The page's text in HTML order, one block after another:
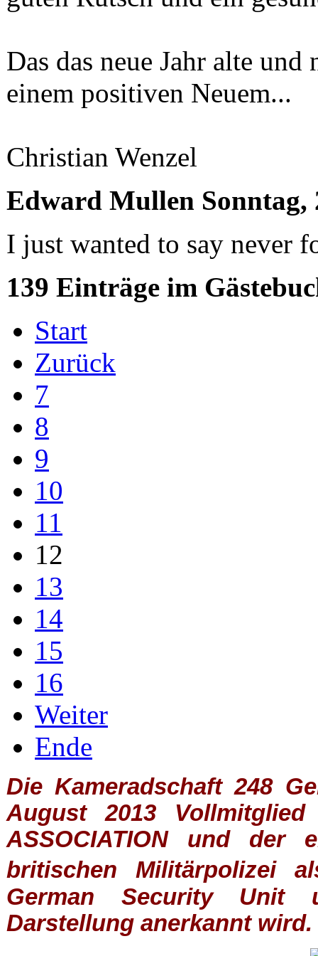
Das das neue Jahr alte
einem positiven Neuem...
Christian Wenzel
Edward Mullen Sonntag,
I just wanted to say never
139 Einträge im
Start
Zurück
7
8
9
10
11
12
13
14
15
16
Weiter
Ende
Die Kameradschaft 248
August 2013
ASSOCIATIONund der
britischen
Militärpolizei
German Security Unit
Darstellung anerkannt wird.